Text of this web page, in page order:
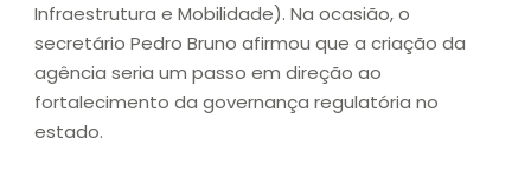
Infraestrutura e Mobilidade). Na ocasião, o
secretário Pedro Bruno afirmou que a criação da
agência seria um passo em direção ao
fortalecimento da governança regulatória no
estado.